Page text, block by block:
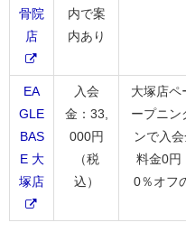
骨院
店
内で案
内あり
EA
GLE
BAS
E 大
塚店
入会
金：33,
000円
（税
込）
大塚店ペ
ープニン
ンで入
料金0円
0％オフ